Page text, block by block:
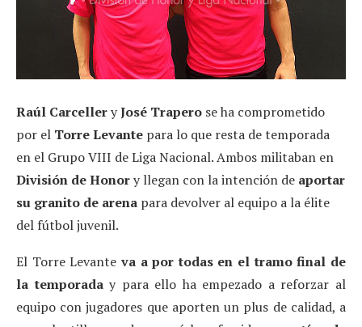
Raúl CarcelleryJosé Trapero se ha comprometido
por el Torre Levante para lo que resta de temporada
en el Grupo VIII de Liga Nacional. Ambos militaban en
División de Honory llegan con la intención de aportar
su granito de arena para devolver al equipo a la élite
del fútbol juvenil.
El Torre Levante va a por todas en el tramo final de
la temporaday para ello ha empezado a reforzar al
equipo con jugadores que aporten un plus de calidad, a